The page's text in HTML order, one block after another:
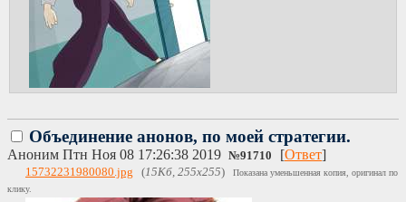
Объединение анонов, по моей стратегии.
Аноним Птн Ноя 08 17:26:38 2019 №91710 [Ответ]
15732231980080.jpg (15Кб, 255x255)
Показана уменьшенная копия, оригинал по
клику.